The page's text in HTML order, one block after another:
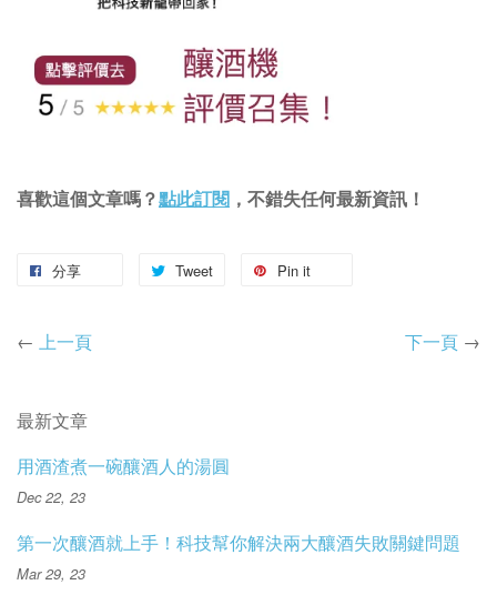
喜歡這個文章嗎？點此訂閱 ，不錯失任何最新資訊！
分享 Tweet Pin it
← 上一頁 下一頁 →
最新文章
用酒渣煮一碗釀酒人的湯圓
Dec 22, 23
第一次釀酒就上手！科技幫你解決兩大釀酒失敗關鍵問題
Mar 29, 23